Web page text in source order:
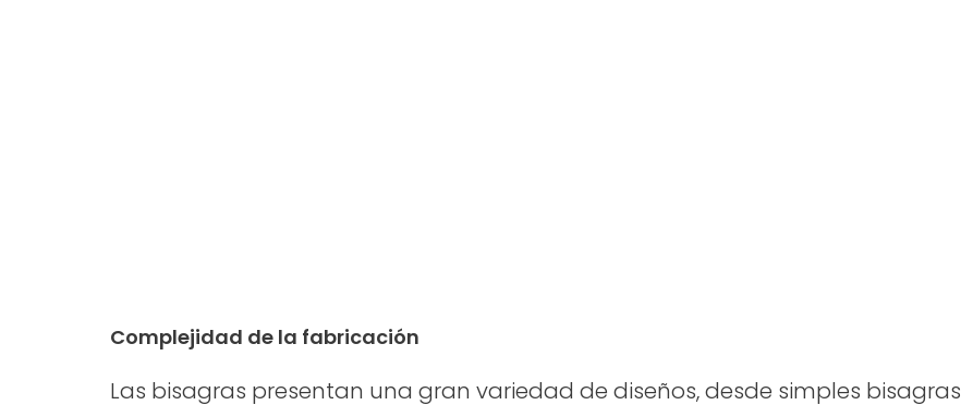
Complejidad de la fabricación
Las bisagras presentan una gran variedad de diseños, desde simples bisagras